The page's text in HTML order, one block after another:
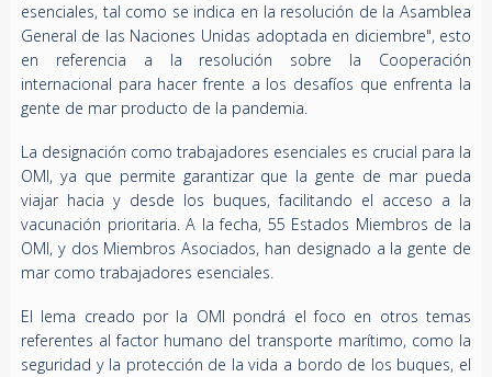
esenciales, tal como se indica en la resolución de la Asamblea
General de las Naciones Unidas adoptada en diciembre", esto
en referencia a la resolución sobre la Cooperación
internacional para hacer frente a los desafíos que enfrenta la
gente de mar producto de la pandemia.
La designación como trabajadores esenciales es crucial para la
OMI, ya que permite garantizar que la gente de mar pueda
viajar hacia y desde los buques, facilitando el acceso a la
vacunación prioritaria. A la fecha, 55 Estados Miembros de la
OMI, y dos Miembros Asociados, han designado a la gente de
mar como trabajadores esenciales.
El lema creado por la OMI pondrá el foco en otros temas
referentes al factor humano del transporte marítimo, como la
seguridad y la protección de la vida a bordo de los buques, el